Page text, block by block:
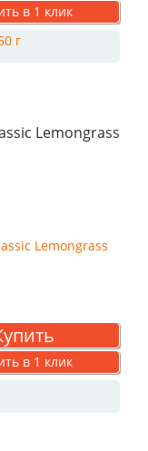
в 1 клик
Lemongrass
в 1 клик